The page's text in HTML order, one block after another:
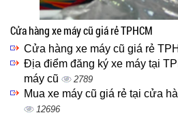
Cửa hàng xe máy cũ giá rẻ TPHCM
Cửa hàng xe máy cũ giá rẻ
Địa điểm đăng ký xe máy tại
máy cũ
2789
Mua xe máy cũ giá rẻ tại cửa
12696